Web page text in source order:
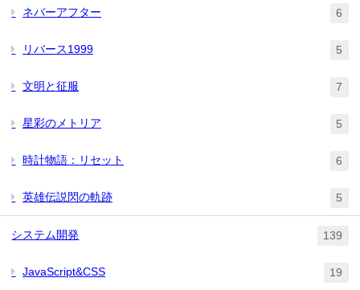
ネバーアフター 6
リバース1999 5
文明と征服 7
星彩のメトリア 5
時計物語：リセット 6
英雄伝説閃の軌跡 5
システム開発 139
JavaScript&CSS 19